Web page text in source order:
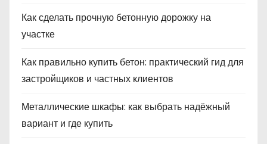
Как сделать прочную бетонную дорожку на
участке
Как правильно купить бетон: практический гид для
застройщиков и частных клиентов
Металлические шкафы: как выбрать надёжный
вариант и где купить